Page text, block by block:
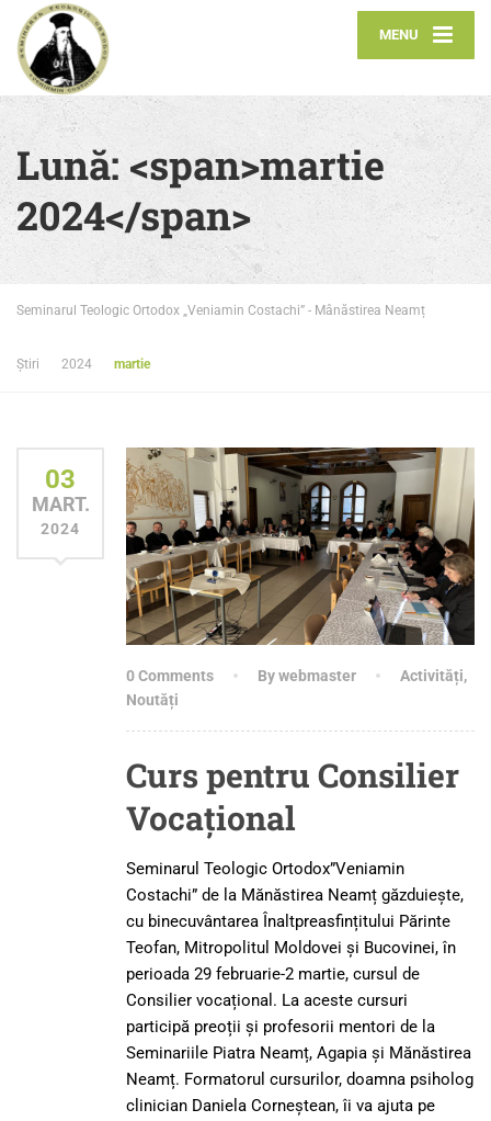
MENU
Lună: <span>martie
2024</span>
Seminarul Teologic Ortodox „Veniamin Costachi” - Mânăstirea Neamț
Știri 2024 martie
03
MART.
2024
0 Comments By webmaster Activități,
Noutăți
Curs pentru Consilier
Vocațional
Seminarul Teologic Ortodox”Veniamin
Costachi” de la Mănăstirea Neamț găzduiește,
cu binecuvântarea Înaltpreasfințitului Părinte
Teofan, Mitropolitul Moldovei și Bucovinei, în
perioada 29 februarie-2 martie, cursul de
Consilier vocațional. La aceste cursuri
participă preoții și profesorii mentori de la
Seminariile Piatra Neamț, Agapia și Mănăstirea
Neamț. Formatorul cursurilor, doamna psiholog
clinician Daniela Corneștean, îi va ajuta pe